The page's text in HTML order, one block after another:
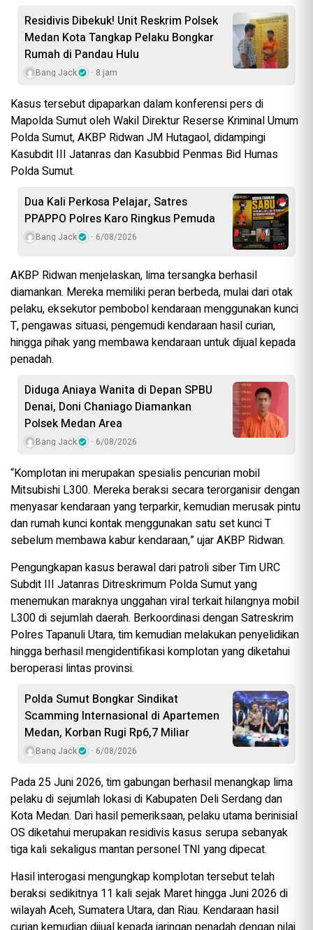
Residivis Dibekuk! Unit Reskrim Polsek
Medan Kota Tangkap Pelaku Bongkar
Rumah di Pandau Hulu
Bang Jack 8 jam
Kasus tersebut dipaparkan dalam konferensi pers di
Mapolda Sumut oleh Wakil Direktur Reserse Kriminal Umum
Polda Sumut, AKBP Ridwan JM Hutagaol, didampingi
Kasubdit III Jatanras dan Kasubbid Penmas Bid Humas
Polda Sumut.
Dua Kali Perkosa Pelajar, Satres
PPAPPO Polres Karo Ringkus Pemuda
Bang Jack 6/08/2026
AKBP Ridwan menjelaskan, lima tersangka berhasil
diamankan. Mereka memiliki peran berbeda, mulai dari otak
pelaku, eksekutor pembobol kendaraan menggunakan kunci
T, pengawas situasi, pengemudi kendaraan hasil curian,
hingga pihak yang membawa kendaraan untuk dijual kepada
penadah.
Diduga Aniaya Wanita di Depan SPBU
Denai, Doni Chaniago Diamankan
Polsek Medan Area
Bang Jack 6/08/2026
“Komplotan ini merupakan spesialis pencurian mobil
Mitsubishi L300. Mereka beraksi secara terorganisir dengan
menyasar kendaraan yang terparkir, kemudian merusak pintu
dan rumah kunci kontak menggunakan satu set kunci T
sebelum membawa kabur kendaraan,” ujar AKBP Ridwan.
Pengungkapan kasus berawal dari patroli siber Tim URC
Subdit III Jatanras Ditreskrimum Polda Sumut yang
menemukan maraknya unggahan viral terkait hilangnya mobil
L300 di sejumlah daerah. Berkoordinasi dengan Satreskrim
Polres Tapanuli Utara, tim kemudian melakukan penyelidikan
hingga berhasil mengidentifikasi komplotan yang diketahui
beroperasi lintas provinsi.
Polda Sumut Bongkar Sindikat
Scamming Internasional di Apartemen
Medan, Korban Rugi Rp6,7 Miliar
Bang Jack 6/08/2026
Pada 25 Juni 2026, tim gabungan berhasil menangkap lima
pelaku di sejumlah lokasi di Kabupaten Deli Serdang dan
Kota Medan. Dari hasil pemeriksaan, pelaku utama berinisial
OS diketahui merupakan residivis kasus serupa sebanyak
tiga kali sekaligus mantan personel TNI yang dipecat.
Hasil interogasi mengungkap komplotan tersebut telah
beraksi sedikitnya 11 kali sejak Maret hingga Juni 2026 di
wilayah Aceh, Sumatera Utara, dan Riau. Kendaraan hasil